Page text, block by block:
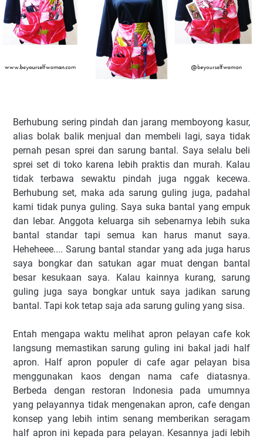
Berhubung sering pindah dan jarang memboyong kasur,
alias bolak balik menjual dan membeli lagi, saya tidak
pernah pesan sprei dan sarung bantal. Saya selalu beli
sprei set di toko karena lebih praktis dan murah. Kalau
tidak terbawa sewaktu pindah juga nggak kecewa.
Berhubung set, maka ada sarung guling juga, padahal
kami tidak punya guling. Saya suka bantal yang empuk
dan lebar. Anggota keluarga sih sebenarnya lebih suka
bantal standar tapi semua kan harus manut saya.
Heheheee.... Sarung bantal standar yang ada juga harus
saya bongkar dan satukan agar muat dengan bantal
besar kesukaan saya. Kalau kainnya kurang, sarung
guling juga saya bongkar untuk saya jadikan sarung
bantal. Tapi kok tetap saja ada sarung guling yang sisa.
Entah mengapa waktu melihat apron pelayan cafe kok
langsung memastikan sarung guling ini bakal jadi half
apron. Half apron populer di cafe agar pelayan bisa
menggunakan kaos dengan nama cafe diatasnya.
Berbeda dengan restoran Indonesia pada umumnya
yang pelayannya tidak mengenakan apron, cafe dengan
konsep yang lebih intim senang memberikan seragam
half apron ini kepada para pelayan. Kesannya jadi lebih